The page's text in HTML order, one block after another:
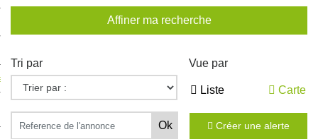
à NESTOR
Affiner ma recherche
Tri par Vue par
Liste Carte
Créer une alerte